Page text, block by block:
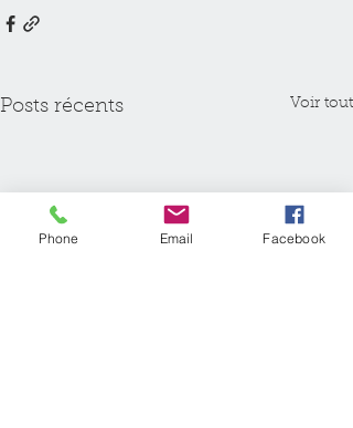
Posts récents Voir tout
Phone Email Facebook